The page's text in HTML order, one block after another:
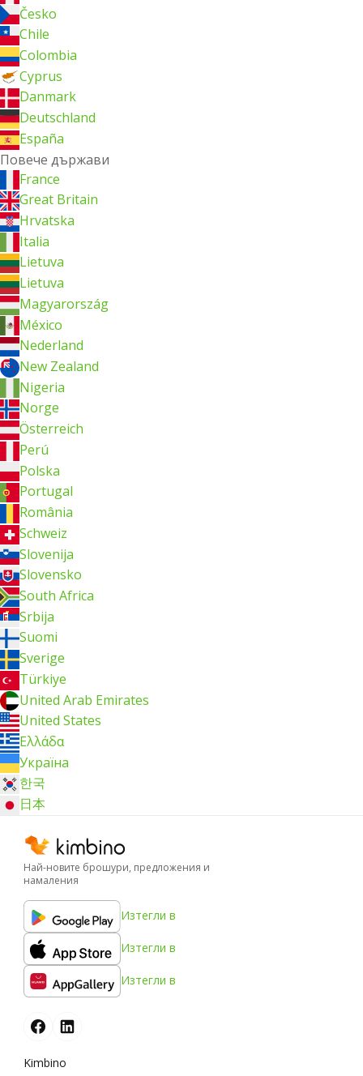
Česko
Chile
Colombia
Cyprus
Danmark
Deutschland
España
Повече държави
France
Great Britain
Hrvatska
Italia
Lietuva
Lietuva
Magyarország
México
Nederland
New Zealand
Nigeria
Norge
Österreich
Perú
Polska
Portugal
România
Schweiz
Slovenija
Slovensko
South Africa
Srbija
Suomi
Sverige
Türkiye
United Arab Emirates
United States
Ελλάδα
Україна
한국
日本
Най-новите брошури, предложения и
намаления
Изтегли в
Изтегли в
Изтегли в
Kimbino